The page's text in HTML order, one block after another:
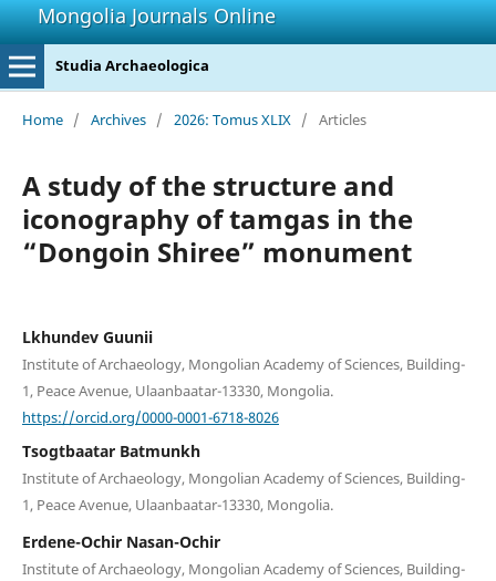
Mongolia Journals Online
Studia Archaeologica
Home / Archives / 2026: Tomus XLIX / Articles
A study of the structure and
iconography of tamgas in the
“Dongoin Shiree” monument
Lkhundev Guunii
Institute of Archaeology, Mongolian Academy of Sciences, Building-
1, Peace Avenue, Ulaanbaatar-13330, Mongolia.
https://orcid.org/0000-0001-6718-8026
Tsogtbaatar Batmunkh
Institute of Archaeology, Mongolian Academy of Sciences, Building-
1, Peace Avenue, Ulaanbaatar-13330, Mongolia.
Erdene-Ochir Nasan-Ochir
Institute of Archaeology, Mongolian Academy of Sciences, Building-